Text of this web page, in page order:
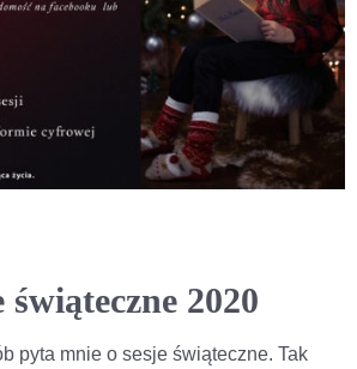
2020
pyta mnie o sesje świąteczne. Tak